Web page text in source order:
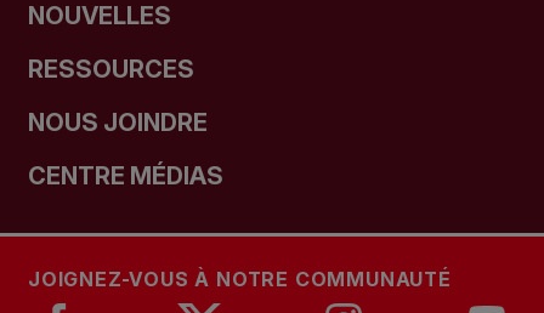
NOUVELLES
RESSOURCES
NOUS JOINDRE
CENTRE MÉDIAS
JOIGNEZ-VOUS À NOTRE COMMUNAUTÉ